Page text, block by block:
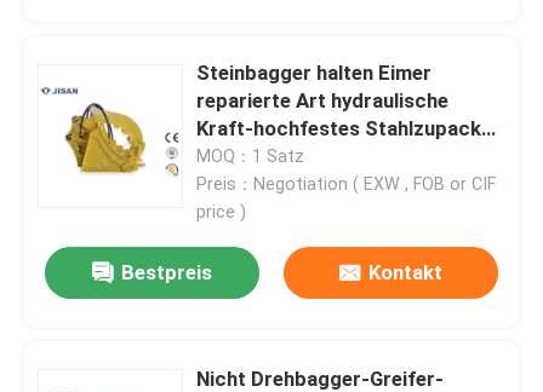
Steinbagger halten Eimer
reparierte Art hydraulische
Kraft-hochfestes Stahlzupacken
fest
MOQ：1 Satz
Preis：Negotiation ( EXW , FOB or CIF
price )
Bestpreis Kontakt
Nicht Drehbagger-Greifer-